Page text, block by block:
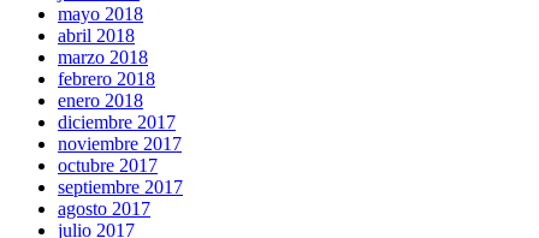
mayo 2018
abril 2018
marzo 2018
febrero 2018
enero 2018
diciembre 2017
noviembre 2017
octubre 2017
septiembre 2017
agosto 2017
julio 2017